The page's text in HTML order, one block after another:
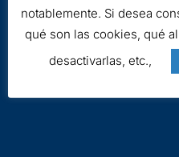
notablemente. Si desea
qué son las cookies, qué
desactivarlas, etc.,